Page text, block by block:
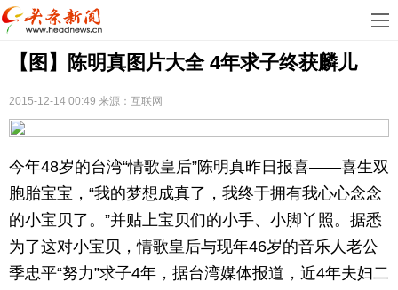
首
乐
科
技
产
车
教
育
健
【图】陈明真图片大全 4年求子终获麟儿
2015-12-14 00:49 来源：互联网
今年48岁的台湾“情歌皇后”陈明真昨日报喜——喜生双
胞胎宝宝，“我的梦想成真了，我终于拥有我心心念念
的小宝贝了。”并贴上宝贝们的小手、小脚丫照。据悉
为了这对小宝贝，情歌皇后与现年46岁的音乐人老公
季忠平“努力”求子4年，据台湾媒体报道，近4年夫妇二